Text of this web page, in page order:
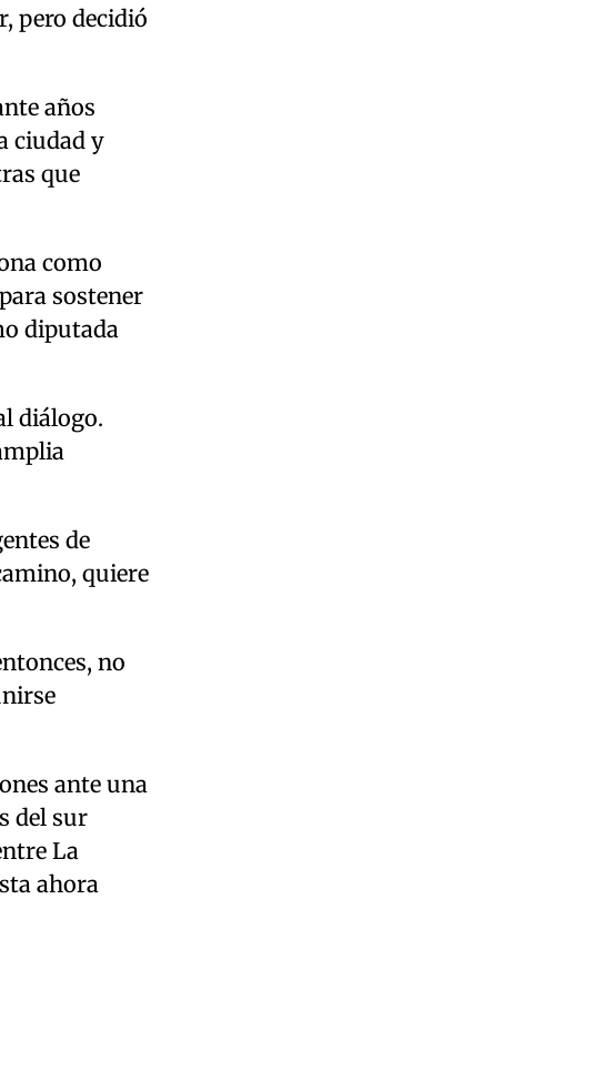
pero decidió
años
ciudad y
que
como
sostener
diputada
diálogo.
de
quiere
no
ante una
del sur
La
ahora